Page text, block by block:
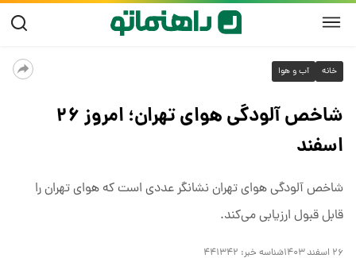
خانه آب و هوا
شاخص آلودگی هوای تهران؛ امروز ۲۶
اسفند
شاخص آلودگی هوای تهران نشانگر عددی است که هوای تهران را
قابل قبول ارزیابی می‌کند.
۲۶ اسفند ۱۴۰۳ شناسه خبر: ۴۴۱۳۴۲